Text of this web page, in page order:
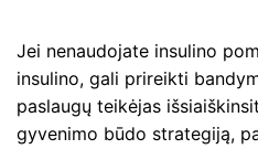
Jei nenaudojate insulino
insulino, gali prireikti
paslaugų teikėjas
gyvenimo būdo strategiją,